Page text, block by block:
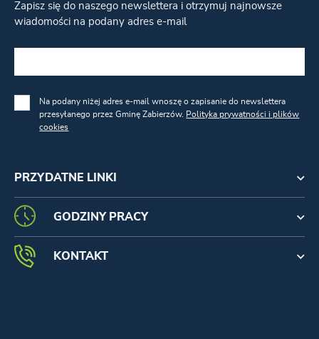
PRZYDATNE LINKI
Zapisz się do naszego newslettera i otrzymuj najnowsze
wiadomości na podany adres e-mail
Na podany niżej adres e-mail wnoszę o zapisanie do newslettera
przesyłanego przez Gminę Zabierzów. Polityka prywatności i plików
cookies
GODZINY PRACY
KONTAKT